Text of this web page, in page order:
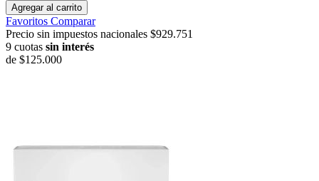
Agregar al carrito
Favoritos Comparar
Precio sin impuestos nacionales $929.751
9 cuotas sin interés
de $125.000